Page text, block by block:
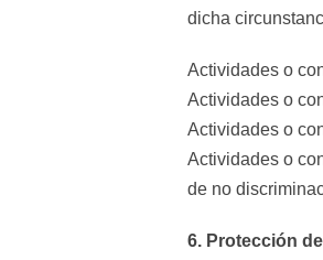
dicha
Actividades o
Actividades o
Actividades o
Actividades o
de no
6. Protección